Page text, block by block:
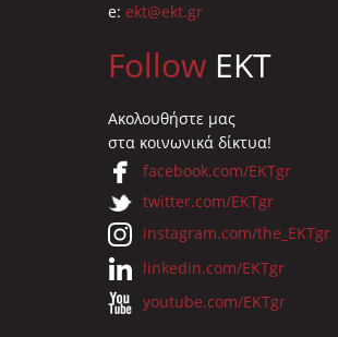
e: ekt@ekt.gr
Follow EKT
Ακολουθήστε μας
στα κοινωνικά δίκτυα!
facebook.com/EKTgr
twitter.com/EKTgr
instagram.com/the_EKTgr
linkedin.com/EKTgr
youtube.com/EKTgr